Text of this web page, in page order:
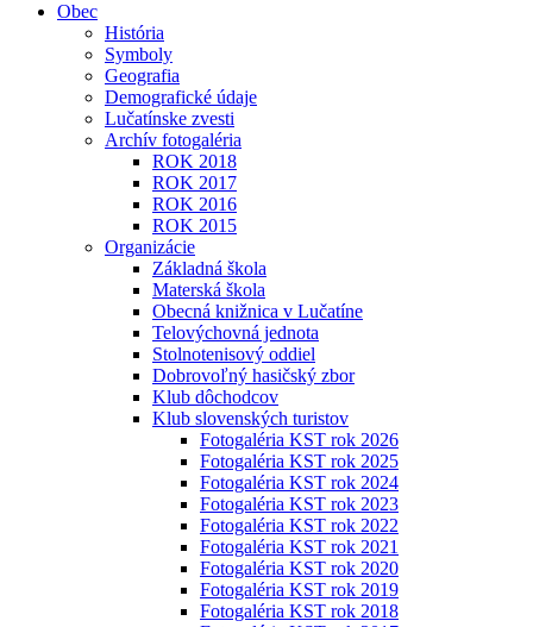
Obec
História
Symboly
Geografia
Demografické údaje
Lučatínske zvesti
Archív fotogaléria
ROK 2018
ROK 2017
ROK 2016
ROK 2015
Organizácie
Základná škola
Materská škola
Obecná knižnica v Lučatíne
Telovýchovná jednota
Stolnotenisový oddiel
Dobrovoľný hasičský zbor
Klub dôchodcov
Klub slovenských turistov
Fotogaléria KST rok 2026
Fotogaléria KST rok 2025
Fotogaléria KST rok 2024
Fotogaléria KST rok 2023
Fotogaléria KST rok 2022
Fotogaléria KST rok 2021
Fotogaléria KST rok 2020
Fotogaléria KST rok 2019
Fotogaléria KST rok 2018